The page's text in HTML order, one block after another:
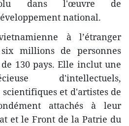
dans l'œuvre de
national.
à l’étranger
millions de personnes
130 pays. Elle inclut une
d'intellectuels,
et d'artistes de
attachés à leur
et le Front de la Patrie du